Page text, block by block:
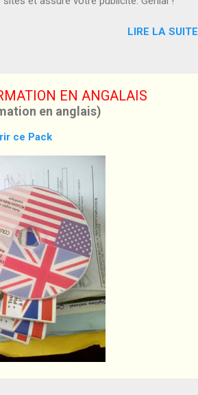
LIRE LA SUITE
EN ANGALAIS
en anglais)
ce Pack